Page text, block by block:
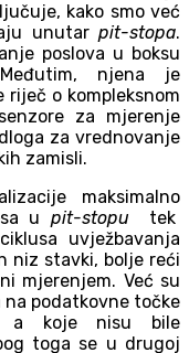
kako smo već
unutar pit-stopa.
poslova u boksu
njena je
o kompleksnom
za mjerenje
za vrednovanje
zamisli.
maksimalno
u pit-stopu tek
uvježbavanja
niz stavki, bolje reći
mjerenjem. Već su
podatkovne točke
a koje nisu bile
toga se u drugoj